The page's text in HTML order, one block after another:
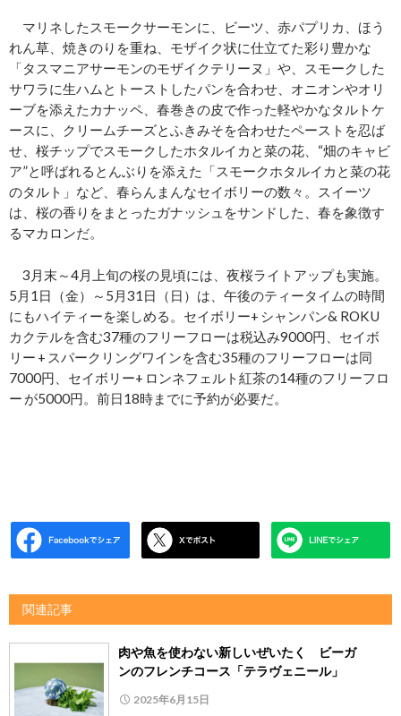
マリネしたスモークサーモンに、ビーツ、赤パプリカ、ほう
れん草、焼きのりを重ね、モザイク状に仕立てた彩り豊かな
「タスマニアサーモンのモザイクテリーヌ」や、スモークした
サワラに生ハムとトーストしたパンを合わせ、オニオンやオリ
ーブを添えたカナッペ、春巻きの皮で作った軽やかなタルトケ
ースに、クリームチーズとふきみそを合わせたペーストを忍ば
せ、桜チップでスモークしたホタルイカと菜の花、“畑のキャビ
ア”と呼ばれるとんぶりを添えた「スモークホタルイカと菜の花
のタルト」など、春らんまんなセイボリーの数々。スイーツ
は、桜の香りをまとったガナッシュをサンドした、春を象徴す
るマカロンだ。
3月末～4月上旬の桜の見頃には、夜桜ライトアップも実施。
5月1日（金）～5月31日（日）は、午後のティータイムの時間
にもハイティーを楽しめる。セイボリー+ シャンパン& ROKU
カクテルを含む37種のフリーフローは税込み9000円、セイボ
リー + スパークリングワインを含む35種のフリーフローは同
7000円、セイボリー+ ロンネフェルト紅茶の14種のフリーフロ
ー が5000円。前日18時までに予約が必要だ。
関連記事
肉や魚を使わない新しいぜいたく ビーガ
ンのフレンチコース「テラヴェニール」
2025年6月15日